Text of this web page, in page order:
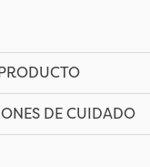
DE CUIDADO